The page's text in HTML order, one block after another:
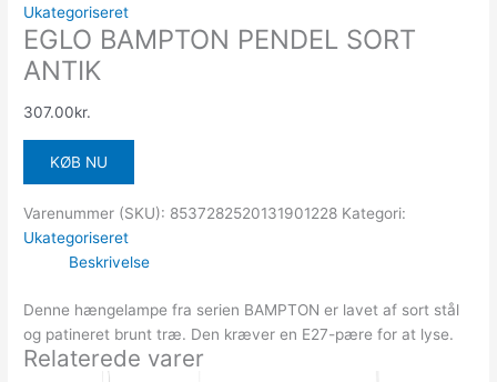
Ukategoriseret
EGLO BAMPTON PENDEL SORT
ANTIK
307.00kr.
KØB NU
Varenummer (SKU): 8537282520131901228 Kategori:
Ukategoriseret
Beskrivelse
Denne hængelampe fra serien BAMPTON er lavet af sort stål
og patineret brunt træ. Den kræver en E27-pære for at lyse.
Relaterede varer